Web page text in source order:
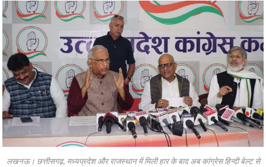
लखनऊ। छत्तीसगढ़, मध्यप्रदेश और राजस्थान में मिली हार के बाद अब कांग्रेस हिन्दी बेल्ट से